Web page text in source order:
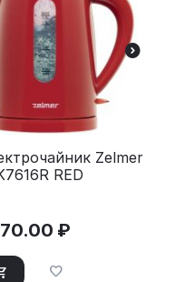
Zelmer
RED
₽